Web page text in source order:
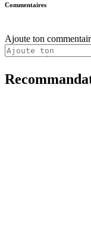
Commentaires
Ajoute ton